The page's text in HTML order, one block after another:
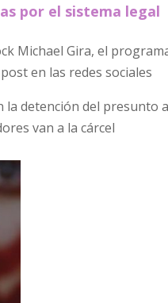
por el sistema legal
Michael Gira, el
en las redes sociales
la detención del presunto
van a la cárcel